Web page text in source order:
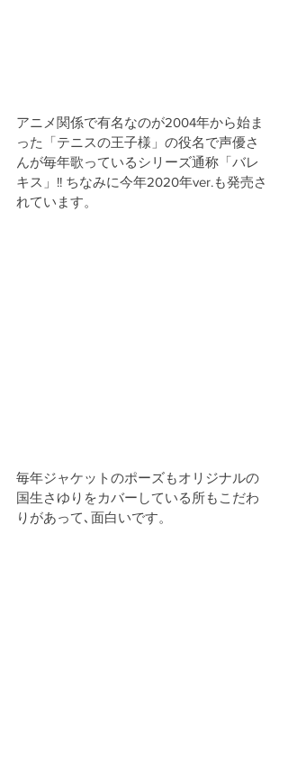
アニメ関係で有名なのが2004年から始ま
った「テニスの王子様」の役名で声優さ
んが毎年歌っているシリーズ通称「バレ
キス」!! ちなみに今年2020年ver.も発売さ
れています。
毎年ジャケットのポーズもオリジナルの
国生さゆりをカバーしている所もこだわ
りがあって､面白いです。